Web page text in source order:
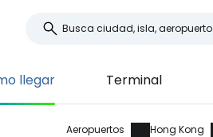
llegar Terminal
Aeropuertos Hong Kong